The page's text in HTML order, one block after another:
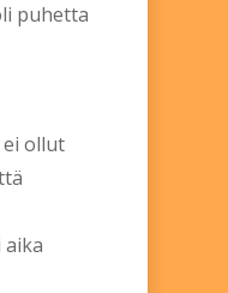
puhetta
ollut
aika